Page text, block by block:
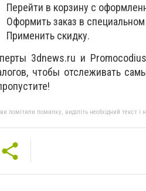
Перейти в корзину с
Оформить заказ в
Применить скидку.
3dnews.ru и
чтобы отслеживать
помітили помилку, виділіть необхідний текст